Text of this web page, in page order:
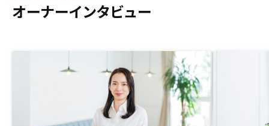
オーナーインタビュー